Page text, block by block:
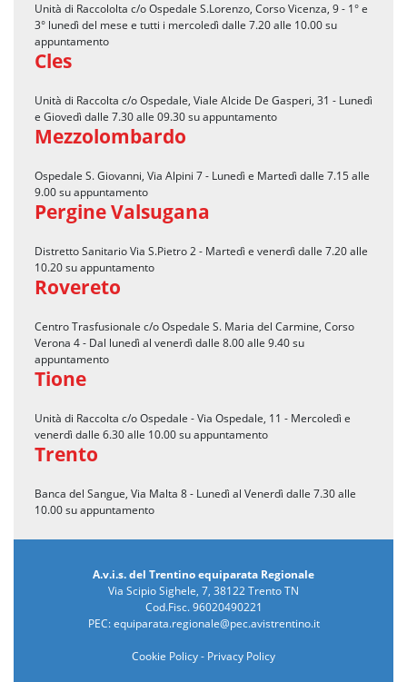
Unità di Raccololta c/o Ospedale S.Lorenzo, Corso Vicenza, 9 - 1° e
3° lunedì del mese e tutti i mercoledì dalle 7.20 alle 10.00 su
appuntamento
Cles
Unità di Raccolta c/o Ospedale, Viale Alcide De Gasperi, 31 - Lunedì
e Giovedì dalle 7.30 alle 09.30 su appuntamento
Mezzolombardo
Ospedale S. Giovanni, Via Alpini 7 - Lunedì e Martedì dalle 7.15 alle
9.00 su appuntamento
Pergine Valsugana
Distretto Sanitario Via S.Pietro 2 - Martedì e venerdì dalle 7.20 alle
10.20 su appuntamento
Rovereto
Centro Trasfusionale c/o Ospedale S. Maria del Carmine, Corso
Verona 4 - Dal lunedì al venerdì dalle 8.00 alle 9.40 su
appuntamento
Tione
Unità di Raccolta c/o Ospedale - Via Ospedale, 11 - Mercoledì e
venerdì dalle 6.30 alle 10.00 su appuntamento
Trento
Banca del Sangue, Via Malta 8 - Lunedì al Venerdì dalle 7.30 alle
10.00 su appuntamento
A.v.i.s. del Trentino equiparata Regionale
Via Scipio Sighele, 7, 38122 Trento TN
Cod.Fisc. 96020490221
PEC:equiparata.regionale@pec.avistrentino.it
Cookie Policy- Privacy Policy